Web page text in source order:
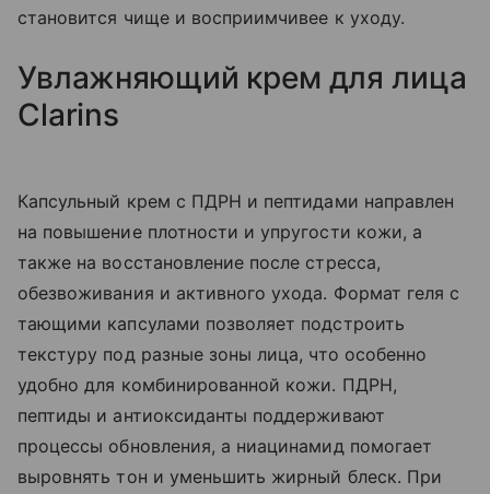
становится чище и восприимчивее к уходу.
Увлажняющий крем для лица
Clarins
Капсульный крем с ПДРН и пептидами направлен
на повышение плотности и упругости кожи, а
также на восстановление после стресса,
обезвоживания и активного ухода. Формат геля с
тающими капсулами позволяет подстроить
текстуру под разные зоны лица, что особенно
удобно для комбинированной кожи. ПДРН,
пептиды и антиоксиданты поддерживают
процессы обновления, а ниацинамид помогает
выровнять тон и уменьшить жирный блеск. При